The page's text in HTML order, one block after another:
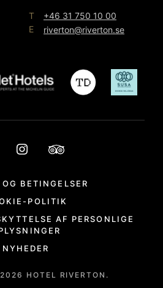
T
+46 31 750 10 00
E
riverton@riverton.se
BETINGELSER
POLITIK
AF PERSONLIGE
NYHEDER
2026 HOTEL RIVERTON.